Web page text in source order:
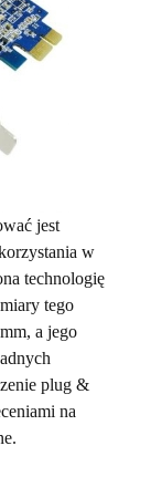
jest
w
technologię
tego
a jego
plug &
na